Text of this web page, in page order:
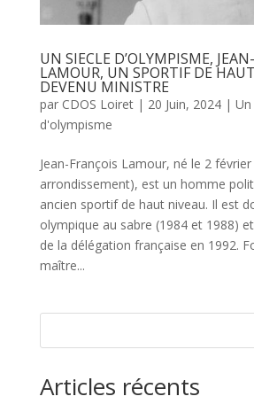
UN SIECLE D’OLYMPISME,
LAMOUR, UN SPORTIF DE
DEVENU MINISTRE
par CDOS Loiret| 20 Juin, 2024| Un
d'olympisme
Jean-François Lamour, né le 2
arrondissement), est un homme
ancien sportif de haut niveau. Il est
olympique au sabre (1984 et 1988)
de la délégation française en 1992.
maître...
Articles récents